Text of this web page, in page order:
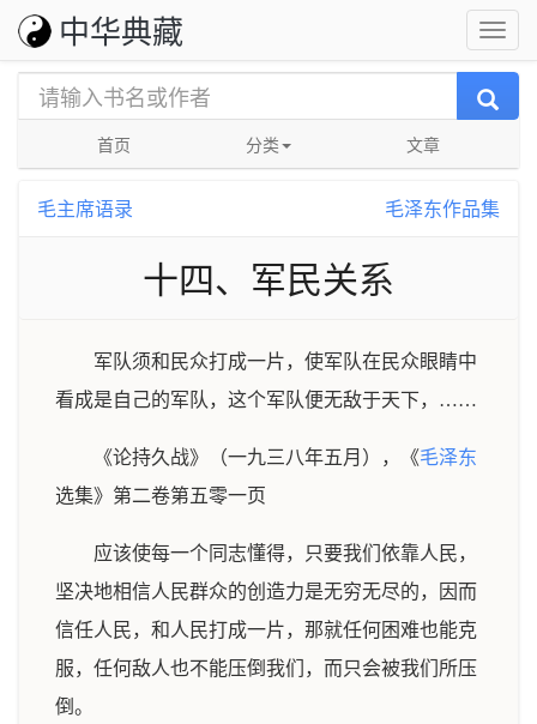
中华典藏
首页 分类 文章
毛主席语录 毛泽东作品集
十四、军民关系
军队须和民众打成一片，使军队在民众眼睛中
看成是自己的军队，这个军队便无敌于天下，……
《论持久战》（一九三八年五月），《毛泽东
选集》第二卷第五零一页
应该使每一个同志懂得，只要我们依靠人民，
坚决地相信人民群众的创造力是无穷无尽的，因而
信任人民，和人民打成一片，那就任何困难也能克
服，任何敌人也不能压倒我们，而只会被我们所压
倒。